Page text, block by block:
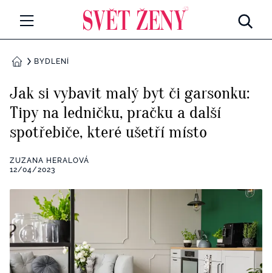
Všechny kategorie
Rozhovory
RETROHUBKY
Všechny kategorie
Seberozvoj
Všechny kategorie
Životní styl
ZÁBAVA
Všechny kategorie
Testy a kvízy
BYDLENÍ
Všechny kategorie
DOMŮBYDLENÍ
Jak si vybavit malý byt či garsonku:
Tipy na ledničku, pračku a další
spotřebiče, které ušetří místo
ZUZANA HERALOVÁ
12/04/2023